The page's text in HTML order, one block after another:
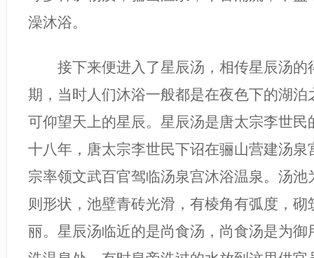
澡沐浴。
接下来便进入了星辰汤，相传星辰汤的
期，当时人们沐浴一般都是在夜色下的湖泊
可仰望天上的星辰。星辰汤是唐太宗李世民
十八年，唐太宗李世民下诏在骊山营建汤泉
宗率领文武百官驾临汤泉宫沐浴温泉。汤池
则形状，池壁青砖光滑，有棱角有弧度，砌
丽。星辰汤临近的是尚食汤，尚食汤是为御